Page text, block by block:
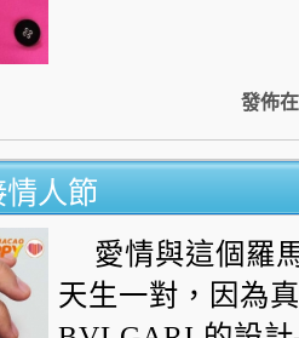
發佈在
人節
愛情與這個羅
天生一對，因為